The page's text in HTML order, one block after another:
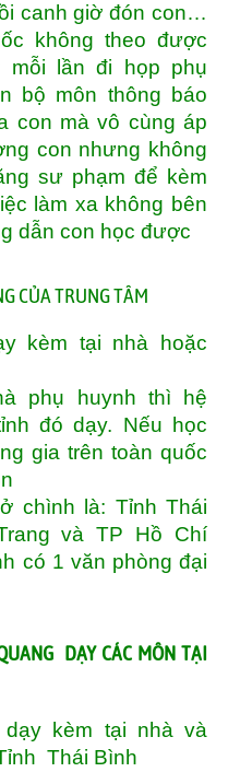
canh giờ đón con…
không theo được
lần đi họp phụ
bộ môn thông báo
con mà vô cùng áp
con nhưng không
sư phạm để kèm
làm xa không bên
dẫn con học được
CỦA TRUNG TÂM
kèm tại nhà hoặc
phụ huynh thì hệ
đó dạy. Nếu học
gia trên toàn quốc
chình là: Tỉnh Thái
và TP Hồ Chí
có 1 văn phòng đại
DẠY CÁC MÔN TẠI
kèm tại nhà và
Thái Bình